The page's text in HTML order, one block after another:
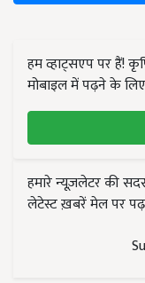
हम व्हाट्सएप पर हैं!
मोबाइल में पढ़ने के
हमारे न्यूज़लेटर की
लेटेस्ट ख़बरें मेल पर